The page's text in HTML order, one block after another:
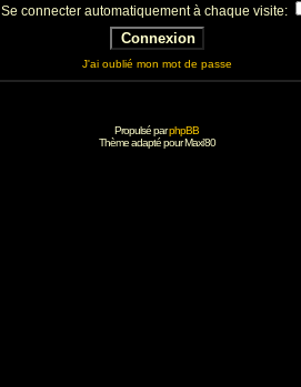
Se connecter automatiquement à chaque visite:
J'ai oublié mon mot de passe
Propulsé parphpBB
Thème adapté pourMaxi'80